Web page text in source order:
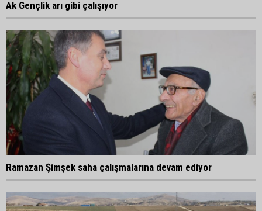
Ak Gençlik arı gibi çalışıyor
Ramazan Şimşek saha çalışmalarına devam ediyor